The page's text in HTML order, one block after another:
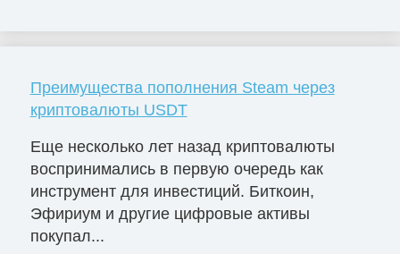
Преимущества пополнения Steam через
криптовалюты USDT
Еще несколько лет назад криптовалюты
воспринимались в первую очередь как
инструмент для инвестиций. Биткоин,
Эфириум и другие цифровые активы
покупал...